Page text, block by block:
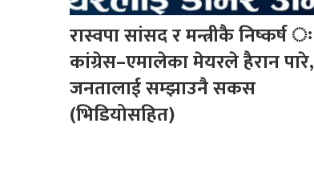
रास्वपा सांसद र मन्त्रीकै निष्कर्ष ः
कांग्रेस–एमालेका मेयरले हैरान पारे,
जनतालाई सम्झाउनै सकस
(भिडियोसहित)